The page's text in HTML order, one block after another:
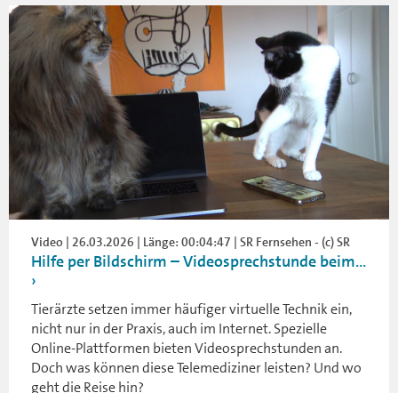
Video | 26.03.2026 | Länge: 00:04:47 | SR Fernsehen - (c) SR
Hilfe per Bildschirm – Videosprechstunde beim...
Tierärzte setzen immer häufiger virtuelle Technik ein,
nicht nur in der Praxis, auch im Internet. Spezielle
Online-Plattformen bieten Videosprechstunden an.
Doch was können diese Telemediziner leisten? Und wo
geht die Reise hin?